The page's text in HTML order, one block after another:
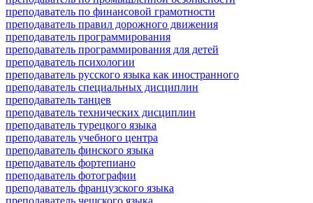
преподаватель по финансовой грамотности
преподаватель правил дорожного движения
преподаватель программирования
преподаватель программирования для детей
преподаватель психологии
преподаватель русского языка как иностранного
преподаватель специальных дисциплин
преподаватель танцев
преподаватель технических дисциплин
преподаватель турецкого языка
преподаватель учебного центра
преподаватель финского языка
преподаватель фортепиано
преподаватель фотографии
преподаватель французского языка
преподаватель чешского языка